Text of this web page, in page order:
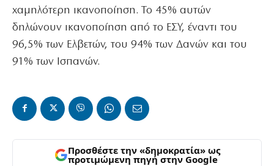
χαμηλότερη ικανοποίηση. Το 45% αυτών
δηλώνουν ικανοποίηση από το ΕΣΥ, έναντι του
96,5% των Ελβετών, του 94% των Δανών και του
91% των Ισπανών.
Προσθέστε την «δημοκρατία» ως
προτιμώμενη πηγή στην Google